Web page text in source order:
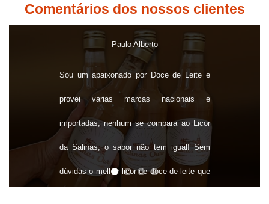
Comentários dos nossos clientes
Paulo Alberto
Sou um apaixonado por Doce de Leite e
provei varias marcas nacionais e
importadas, nenhum se compara ao Licor
da Salinas, o sabor não tem igual! Sem
dúvidas o melhor licor de doce de leite que
Rafaela Martim
É muitooooo gostosoooo e viciante 😍
Meu marido e eu temos sempre em casa!
Daniel Paollo
O Licor Salinas é uma bebida Fod@@ é
uma sobremesa e ainda tomo como drink,
dá vontade tomar a garrafa toda de uma só
vez!
Andressa
O licor da Salinas Ouro faz parte da
historia da minha família seja festas de fim
de ano ou comemoração de aniversario ele
marca presença!!!